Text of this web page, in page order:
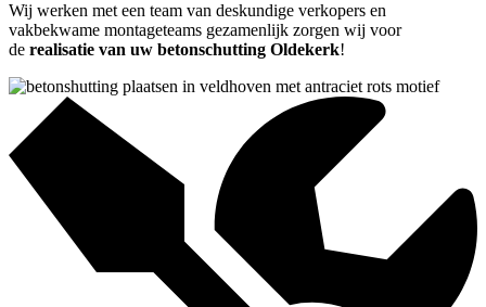
Wij werken met een team van deskundige verkopers en
vakbekwame montageteams gezamenlijk zorgen wij voor
de realisatie van uw betonschutting Oldekerk!